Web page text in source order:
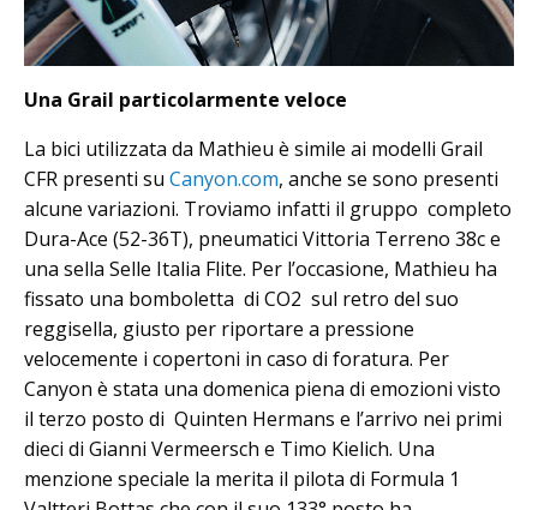
Una Grail particolarmente veloce
La bici utilizzata da Mathieu è simile ai modelli Grail
CFR presenti su Canyon.com, anche se sono presenti
alcune variazioni. Troviamo infatti il gruppo completo
Dura-Ace (52-36T), pneumatici Vittoria Terreno 38c e
una sella Selle Italia Flite. Per l’occasione, Mathieu ha
fissato una bomboletta di CO2 sul retro del suo
reggisella, giusto per riportare a pressione
velocemente i copertoni in caso di foratura. Per
Canyon è stata una domenica piena di emozioni visto
il terzo posto di Quinten Hermans e l’arrivo nei primi
dieci di Gianni Vermeersch e Timo Kielich. Una
menzione speciale la merita il pilota di Formula 1